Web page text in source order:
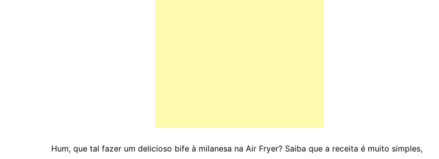
Hum, que tal fazer um delicioso bife à milanesa na Air Fryer? Saiba que a receita é muito simples,